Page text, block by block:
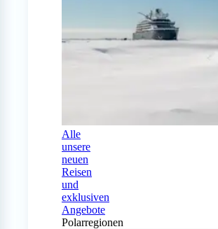
Alle
unsere
neuen
Reisen
und
exklusiven
Angebote
Polarregionen